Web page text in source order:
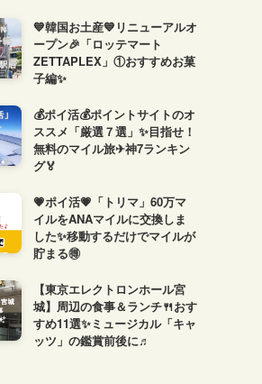
💙韓国お土産💙リニューアルオ
ープン🎉「ロッテマート
ZETTAPLEX」①おすすめお菓
子編✨
💰ポイ活💰ポイントサイトのオ
ススメ「厳選７選」✨目指せ！
無料のマイル旅✈神7ランキン
グ🏅
💗ポイ活💗「トリマ」60万マ
イルをANAマイルに交換しま
した✨移動するだけでマイルが
貯まる🉐
【東京エレクトロンホール宮
城】周辺の食事＆ランチ🍴おす
すめ11選✨ミュージカル「キャ
ッツ」の鑑賞前後に♬